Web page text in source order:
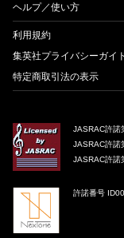
ヘルプ／使い方
利用規約
集英社プライバシーガイ
特定商取引法の表示
JASRAC許
JASRAC許
JASRAC許
許諾番号